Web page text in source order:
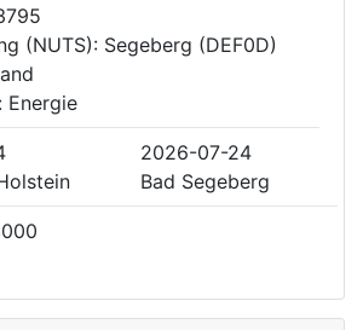
(NUTS): Segeberg (DEF0D)
Energie
2026-07-24
Bad Segeberg